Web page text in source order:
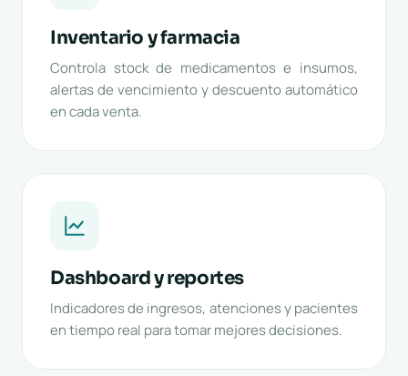
Inventario y farmacia
Controla stock de medicamentos e insumos,
alertas de vencimiento y descuento automático
en cada venta.
Dashboard y reportes
Indicadores de ingresos, atenciones y pacientes
en tiempo real para tomar mejores decisiones.